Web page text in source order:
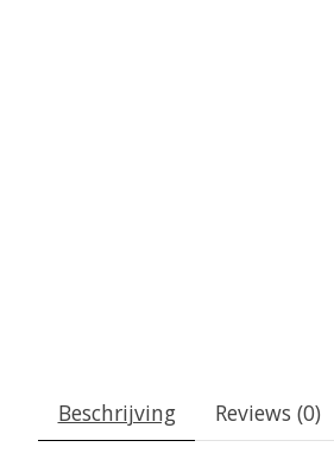
Beschrijving Reviews (0)